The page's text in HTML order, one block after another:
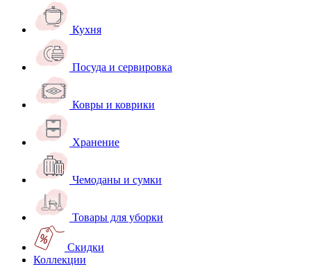
Кухня
Посуда и сервировка
Ковры и коврики
Хранение
Чемоданы и сумки
Товары для уборки
Скидки
Коллекции